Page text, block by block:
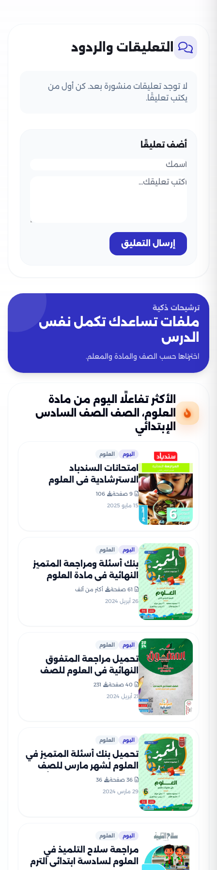
التعليقات والردود
لا توجد تعليقات منشورة بعد. كن أول من
يكتب تعليقًا.
أضف تعليقًا
إرسال التعليق
ترشيحات ذكية
ملفات تساعدك تكمل نفس
الدرس
اخترناها حسب الصف والمادة والمعلم.
الأكثر تفاعلًا اليوم من مادة
العلوم، الصف الصف السادس
الإبتدائي
اليوم العلوم
امتحانات السندباد
الاسترشادية في العلوم
للصف السادس الابتدائي الترم
الثاني PDF بالاجابات
9 صفحة
106
15 مايو 2025
اليوم العلوم
بنك أسئلة ومراجعة المتميز
النهائية في مادة العلوم
للصف السادس الابتدائي الترم
الثاني مع الإجابات النموذجية
61 صفحة
أكثر من ألف
26 أبريل 2024
اليوم العلوم
تحميل مراجعة المتفوق
النهائية في العلوم للصف
السادس الابتدائي الفصل
الدراسي الثاني 2024
40 صفحة
231
21 أبريل 2024
اليوم العلوم
تحميل بنك أسئلة المتميز في
العلوم لشهر مارس للصف
السادس الابتدائي (بنك أسئلة
وإجاباته النموذجية)
36 صفحة
36
29 مارس 2024
اليوم العلوم
مراجعة سلاح التلميذ في
العلوم لسادسة ابتدائي الترم